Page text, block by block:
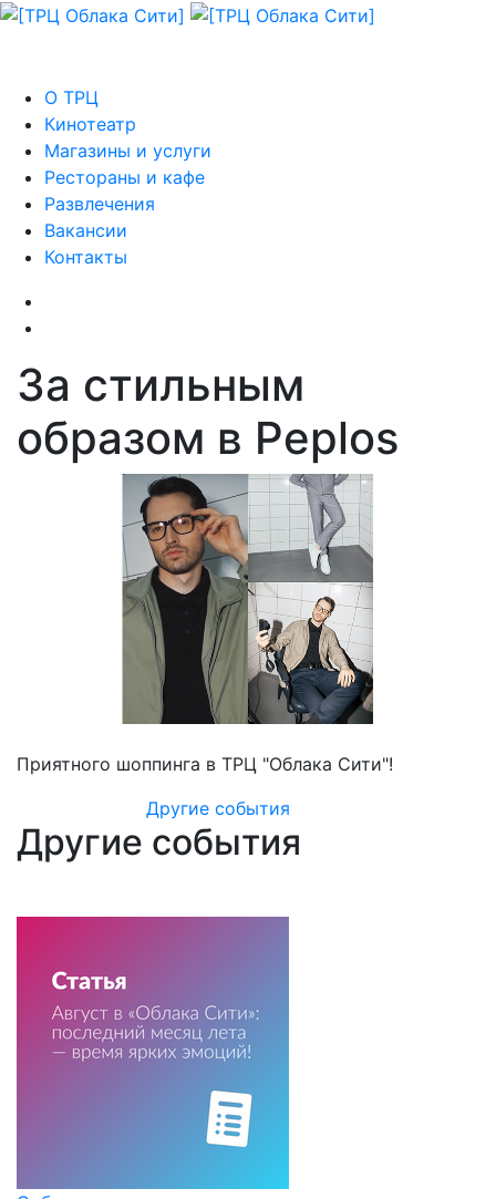
О ТРЦ
Кинотеатр
Магазины и услуги
Рестораны и кафе
Развлечения
Вакансии
Контакты
За стильным
образом в Peplos
Приятного шоппинга в ТРЦ "Облака Сити"!
Другие события
Другие события